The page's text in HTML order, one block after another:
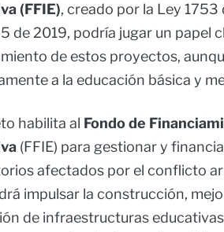
(FFIE), creado por la Ley
de 2019, podría jugar un papel
de estos proyectos,
a la educación básica y
habilita al Fondo de
(FFIE) para gestionar y
afectados por el conflicto
impulsar la construcción,
de infraestructuras